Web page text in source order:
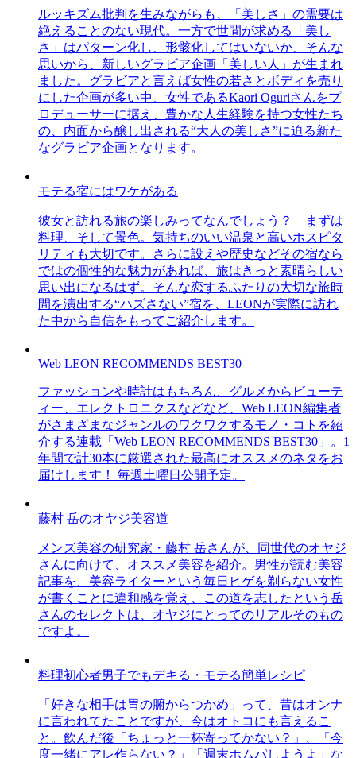
ルッキズム批判を生みながらも、「美しさ」の需要は
絶えることのない現代。一方で世間が求める「美し
さ」はパターン化し、形骸化してはいないか、そんな
思いから、新しいグラビア企画「美しい人」が生まれ
ました。グラビアと言えば女性の若さとボディを売り
にした企画が多い中、女性であるKaori Oguriさんをプ
ロデューサーに据え、豊かな人生経験を持つ女性たち
の、内面から醸し出される“大人の美しさ”に迫る新た
なグラビア企画となります。
モテる宿にはワケがある
彼女と訪れる旅の楽しみってなんでしょう？ まずは
料理、そして景色。気持ちのいい温泉と高いホスピタ
リティも大切です。さらに設えや歴史などその宿なら
ではの個性的な魅力があれば、旅はきっと素晴らしい
思い出になるはず。そんな恋するふたりの大切な旅時
間を演出する“ハズさない”宿を、LEONが実際に訪れ
た中から自信をもってご紹介します。
Web LEON RECOMMENDS BEST30
ファッションや時計はもちろん、グルメからビューテ
ィー、エレクトロニクスなどなど、Web LEON編集者
がさまざまなジャンルのワクワクするモノ・コトを紹
介する連載「Web LEON RECOMMENDS BEST30」。1
年間で計30本に厳選された最高にオススメのネタをお
届けします！ 毎週土曜日公開予定。
藤村 岳のオヤジ美容道
メンズ美容の研究家・藤村 岳さんが、同世代のオヤジ
さんに向けて、オススメ美容を紹介。男性が読む美容
記事を、美容ライターという毎日ヒゲを剃らない女性
が書くことに違和感を覚え、この道を志したという岳
さんのセレクトは、オヤジにとってのリアルそのもの
ですよ。
料理初心者男子でもデキる・モテる簡単レシピ
「好きな相手は胃の腑からつかめ」って、昔はオンナ
に言われてたことですが、今はオトコにも言えるこ
と。飲んだ後「ちょっと一杯寄ってかない？」、「今
度一緒にアレ作らない？」「週末ホムパしようよ」な